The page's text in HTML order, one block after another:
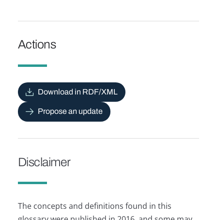
Actions
Download in RDF/XML
Propose an update
Disclaimer
The concepts and definitions found in this